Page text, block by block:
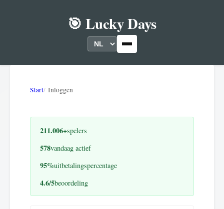
🎯 Lucky Days
Start Inloggen
211.006+spelers
578vandaag actief
95%uitbetalingspercentage
4.6/5beoordeling